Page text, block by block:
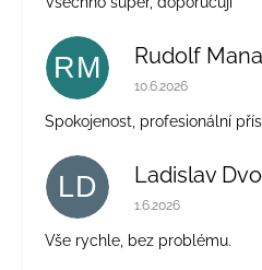
RM Rudolf Mana
Hodnocení
10.6.2026
Spokojenost, profesionální
LD Ladislav
Hodnocení
1.6.2026
Vše rychle, bez problému.